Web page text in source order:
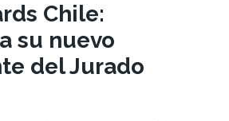
Chile:
su nuevo
del Jurado